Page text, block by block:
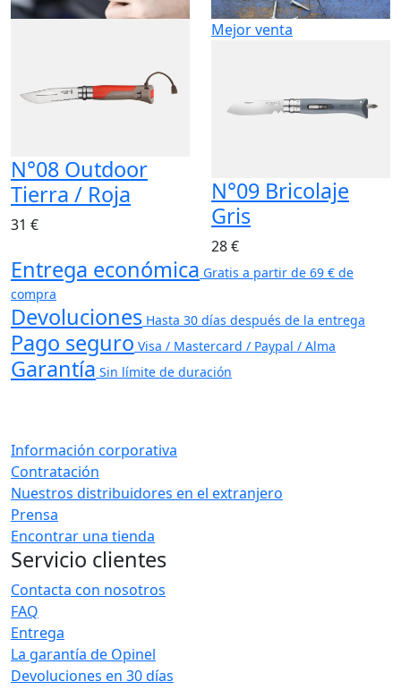
N°08 Outdoor
Tierra / Roja
31 €
Mejor venta
N°09 Bricolaje
Gris
28 €
Entrega económica Gratis a partir de 69 € de
compra
Devoluciones Hasta 30 días después de la entrega
Pago seguro Visa / Mastercard / Paypal / Alma
Garantía Sin límite de duración
Información corporativa
Contratación
Nuestros distribuidores en el extranjero
Prensa
Encontrar una tienda
Servicio clientes
Contacta con nosotros
FAQ
Entrega
La garantía de Opinel
Devoluciones en 30 días